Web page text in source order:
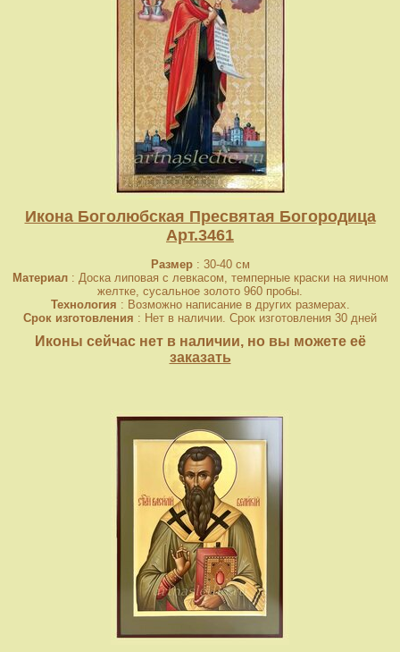
Икона Боголюбская Пресвятая Богородица
Арт.3461
Размер: 30-40 см
Материал: Доска липовая с левкасом, темперные краски на яичном
желтке, сусальное золото 960 пробы.
Технология : Возможно написание в других размерах.
Срок изготовления : Нет в наличии. Срок изготовления 30 дней
Иконы сейчас нет в наличии, но вы можете её
заказать